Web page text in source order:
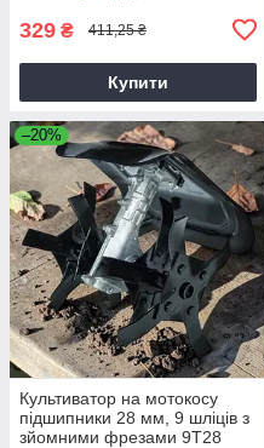
329 ₴ 411,25 ₴
Купити
–20%
Культиватор на мотокосу
підшипники 28 мм, 9 шліців з
зйомними фрезами 9T28